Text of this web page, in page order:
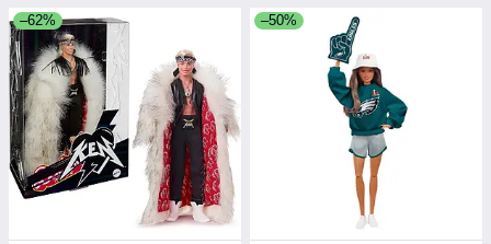
–62% –50%